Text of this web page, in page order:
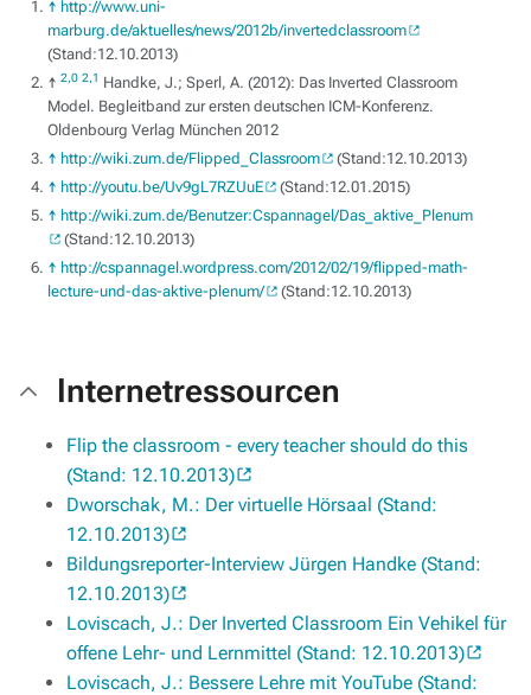
↑ http://www.uni-
marburg.de/aktuelles/news/2012b/invertedclassroom
(Stand:12.10.2013)
↑ 2,0 2,1 Handke, J.; Sperl, A. (2012): Das Inverted Classroom
Model. Begleitband zur ersten deutschen ICM-Konferenz.
Oldenbourg Verlag München 2012
↑ http://wiki.zum.de/Flipped_Classroom
(Stand:12.10.2013)
↑ http://youtu.be/Uv9gL7RZUuE
(Stand:12.01.2015)
↑ http://wiki.zum.de/Benutzer:Cspannagel/Das_aktive_Plenum
(Stand:12.10.2013)
↑ http://cspannagel.wordpress.com/2012/02/19/flipped-math-
lecture-und-das-aktive-plenum/
(Stand:12.10.2013)
Internetressourcen
Flip the classroom - every teacher should do this
(Stand: 12.10.2013)
Dworschak, M.: Der virtuelle Hörsaal (Stand:
12.10.2013)
Bildungsreporter-Interview Jürgen Handke (Stand:
12.10.2013)
Loviscach, J.: Der Inverted Classroom Ein Vehikel für
offene Lehr- und Lernmittel (Stand: 12.10.2013)
Loviscach, J.: Bessere Lehre mit YouTube (Stand: